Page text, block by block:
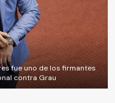
fue uno de los firmantes
contra Grau